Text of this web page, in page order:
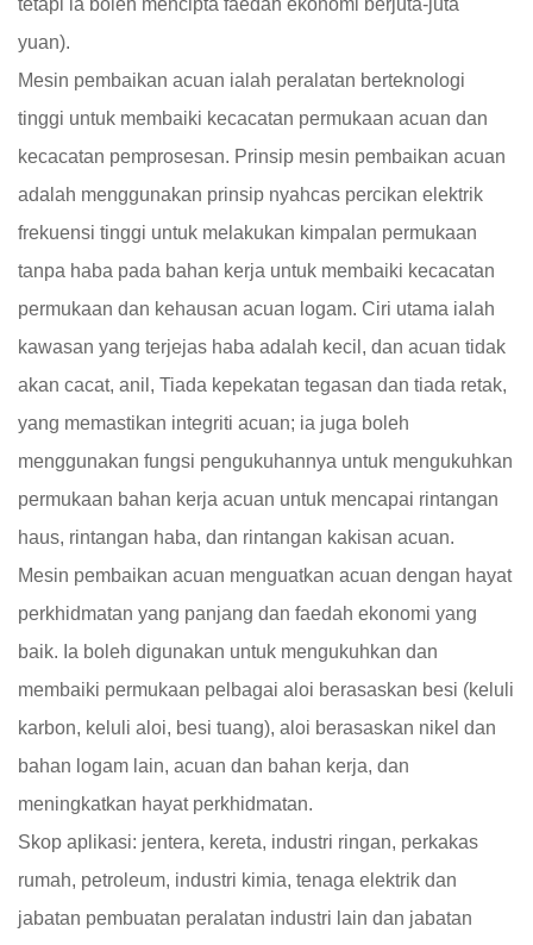
tetapi ia boleh mencipta faedah ekonomi berjuta-juta
yuan).
Mesin pembaikan acuan ialah peralatan berteknologi
tinggi untuk membaiki kecacatan permukaan acuan dan
kecacatan pemprosesan. Prinsip mesin pembaikan acuan
adalah menggunakan prinsip nyahcas percikan elektrik
frekuensi tinggi untuk melakukan kimpalan permukaan
tanpa haba pada bahan kerja untuk membaiki kecacatan
permukaan dan kehausan acuan logam. Ciri utama ialah
kawasan yang terjejas haba adalah kecil, dan acuan tidak
akan cacat, anil, Tiada kepekatan tegasan dan tiada retak,
yang memastikan integriti acuan; ia juga boleh
menggunakan fungsi pengukuhannya untuk mengukuhkan
permukaan bahan kerja acuan untuk mencapai rintangan
haus, rintangan haba, dan rintangan kakisan acuan.
Mesin pembaikan acuan menguatkan acuan dengan hayat
perkhidmatan yang panjang dan faedah ekonomi yang
baik. Ia boleh digunakan untuk mengukuhkan dan
membaiki permukaan pelbagai aloi berasaskan besi (keluli
karbon, keluli aloi, besi tuang), aloi berasaskan nikel dan
bahan logam lain, acuan dan bahan kerja, dan
meningkatkan hayat perkhidmatan.
Skop aplikasi: jentera, kereta, industri ringan, perkakas
rumah, petroleum, industri kimia, tenaga elektrik dan
jabatan pembuatan peralatan industri lain dan jabatan